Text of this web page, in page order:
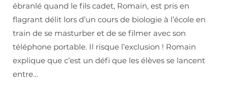
ébranlé quand le fils cadet, Romain, est pris en
flagrant délit lors d’un cours de biologie à l’école en
train de se masturber et de se filmer avec son
téléphone portable. Il risque l’exclusion ! Romain
explique que c’est un défi que les élèves se lancent
entre…